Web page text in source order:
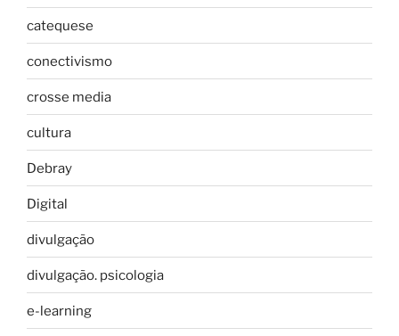
catequese
conectivismo
crosse media
cultura
Debray
Digital
divulgação
divulgação. psicologia
e-learning